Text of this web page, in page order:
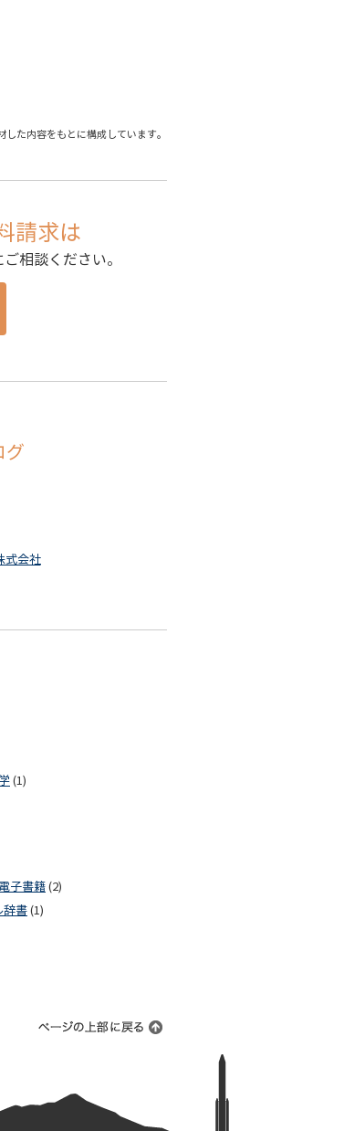
した内容をもとに構成しています。
請求は
相談ください。
グ
式会社
(1)
電子書籍 (2)
辞書(1)